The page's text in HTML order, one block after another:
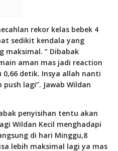
rekor kelas bebek 4
sedikit kendala yang
maksimal. ” Dibabak
aman mas jadi reaction
detik. Insya allah nanti
lagi”. Jawab Wildan
penyisihan tentu akan
Wildan Kecil menghadapi
di hari Minggu,8
lebih maksimal lagi ya mas